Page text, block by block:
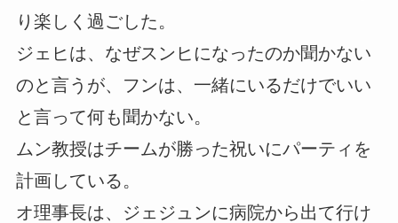
り楽しく過ごした。
ジェヒは、なぜスンヒになったのか聞かない
のと言うが、フンは、一緒にいるだけでいい
と言って何も聞かない。
ムン教授はチームが勝った祝いにパーティを
計画している。
オ理事長は、ジェジュンに病院から出て行け